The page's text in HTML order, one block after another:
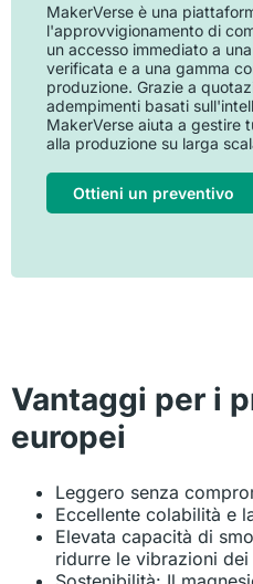
MakerVerse è una
l'approvvigionamento di
un accesso immediato a
verificata e a una gamma
produzione. Grazie a
adempimenti basati
MakerVerse aiuta a gestire
alla produzione su larga
Ottieni un preventivo
Vantaggi per i
europei
Leggero senza
Eccellente colabilità e
Elevata capacità di
ridurre le vibrazioni dei